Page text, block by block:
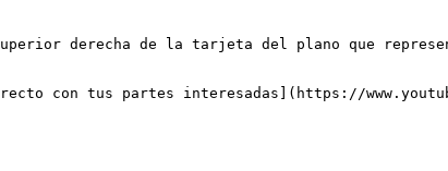
derecha de la tarjeta del plano que
con tus partes interesadas](https://